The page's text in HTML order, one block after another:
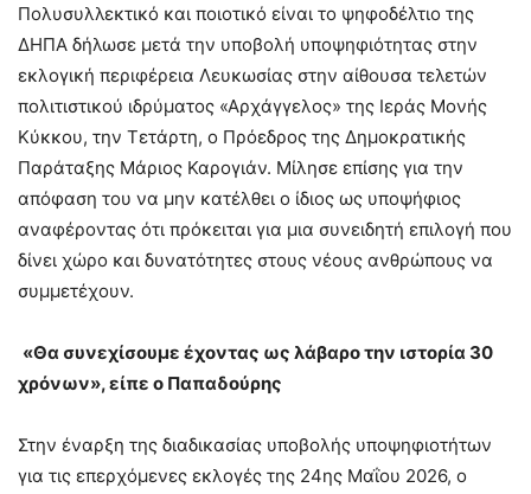
Πολυσυλλεκτικό και ποιοτικό είναι το ψηφοδέλτιο της
ΔΗΠΑ δήλωσε μετά την υποβολή υποψηφιότητας στην
εκλογική περιφέρεια Λευκωσίας στην αίθουσα τελετών
πολιτιστικού ιδρύματος «Αρχάγγελος» της Ιεράς Μονής
Κύκκου, την Τετάρτη, ο Πρόεδρος της Δημοκρατικής
Παράταξης Μάριος Καρογιάν. Μίλησε επίσης για την
απόφαση του να μην κατέλθει ο ίδιος ως υποψήφιος
αναφέροντας ότι πρόκειται για μια συνειδητή επιλογή που
δίνει χώρο και δυνατότητες στους νέους ανθρώπους να
συμμετέχουν.
«Θα συνεχίσουμε έχοντας ως λάβαρο την ιστορία 30
χρόνων», είπε ο Παπαδούρης
Στην έναρξη της διαδικασίας υποβολής υποψηφιοτήτων
για τις επερχόμενες εκλογές της 24ης Μαΐου 2026, ο